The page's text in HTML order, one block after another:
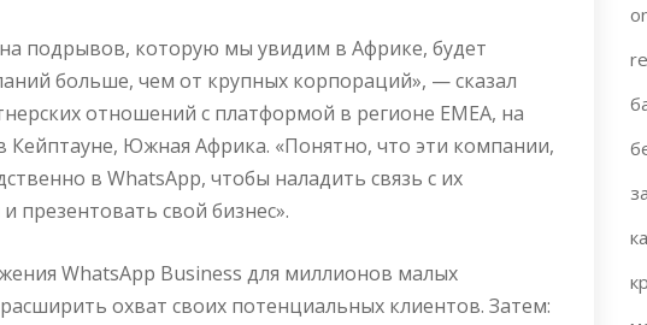
подрывов, которую мы увидим в Африке, будет
больше, чем от крупных корпораций», — сказал
отношений с платформой в регионе EMEA, на
Кейптауне, Южная Африка. «Понятно, что эти компании,
в WhatsApp, чтобы наладить связь с их
свой бизнес».
WhatsApp Business для миллионов малых
охват своих потенциальных клиентов. Затем: